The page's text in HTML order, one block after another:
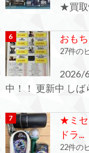
★買
おも
27件の
2026/
中！！ 更新中 しば
★ミセ
ドラ...
22件の